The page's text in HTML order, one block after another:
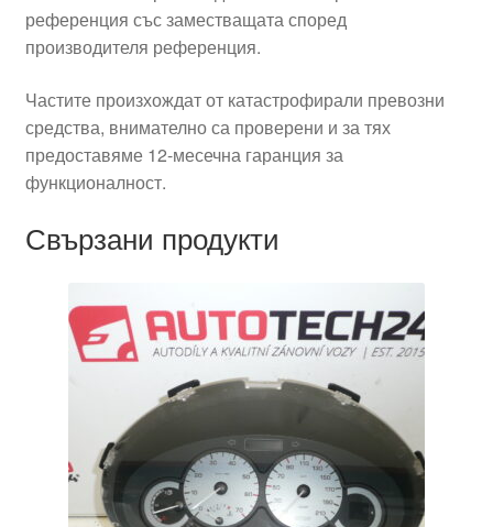
референция със заместващата според
производителя референция.
Частите произхождат от катастрофирали превозни
средства, внимателно са проверени и за тях
предоставяме 12-месечна гаранция за
функционалност.
Свързани продукти